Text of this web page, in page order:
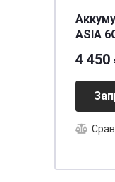
ASIA
шт
4 450